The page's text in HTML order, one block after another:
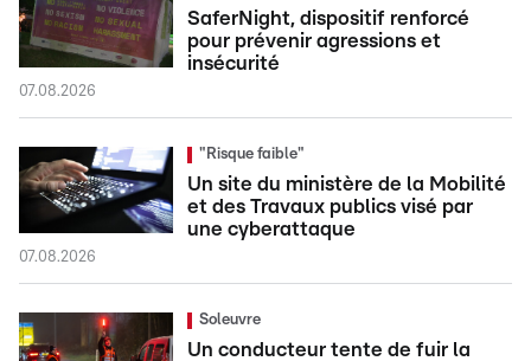
SaferNight, dispositif renforcé
pour prévenir agressions et
insécurité
07.08.2026
"Risque faible"
Un site du ministère de la Mobilité
et des Travaux publics visé par
une cyberattaque
07.08.2026
Soleuvre
Un conducteur tente de fuir la